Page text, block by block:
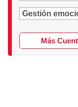
Gestión
Más